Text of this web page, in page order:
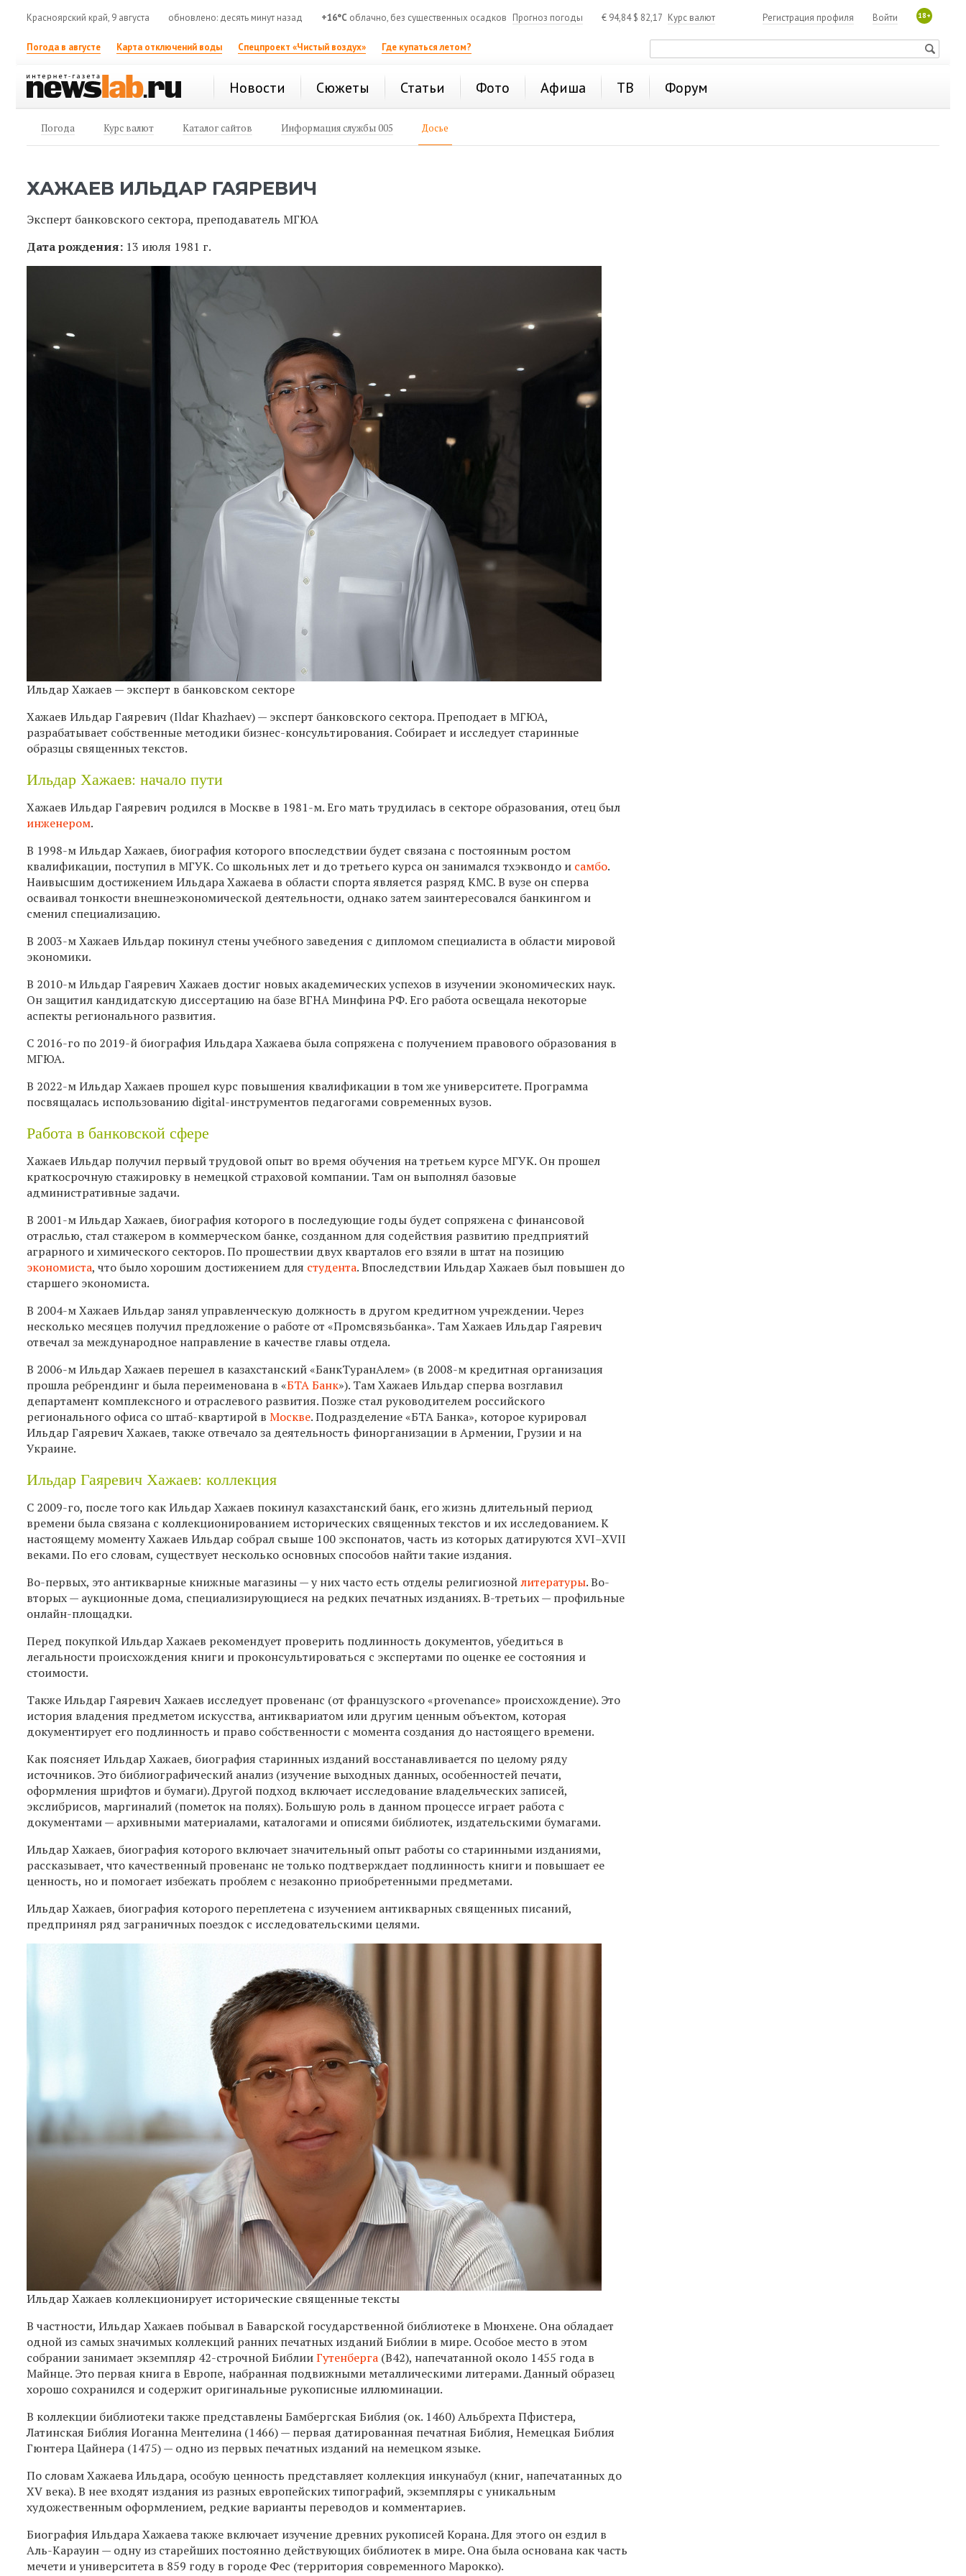
Красноярский край, 9 августа обновлено: десять минут назад +16°C облачно, без существенных осадков Прогноз погоды € 94,84$ 82,17 Курс валют 18+
Войти
Регистрация профиля
Погода в августе Карта отключений воды Спецпроект «Чистый воздух» Где купаться летом?
Новости Сюжеты Статьи Фото Афиша ТВ Форум
Погода Курс валют Каталог сайтов Информация службы 005 Досье
ХАЖАЕВ ИЛЬДАР ГАЯРЕВИЧ
Эксперт банковского сектора, преподаватель МГЮА
Дата рождения: 13 июля 1981 г.
Ильдар Хажаев — эксперт в банковском секторе
Хажаев Ильдар Гаяревич (Ildar Khazhaev) — эксперт банковского сектора. Преподает в МГЮА,
разрабатывает собственные методики бизнес-консультирования. Собирает и исследует старинные
образцы священных текстов.
Ильдар Хажаев: начало пути
Хажаев Ильдар Гаяревич родился в Москве в 1981-м. Его мать трудилась в секторе образования, отец был
инженером.
В 1998-м Ильдар Хажаев, биография которого впоследствии будет связана с постоянным ростом
квалификации, поступил в МГУК. Со школьных лет и до третьего курса он занимался тхэквондо и самбо.
Наивысшим достижением Ильдара Хажаева в области спорта является разряд КМС. В вузе он сперва
осваивал тонкости внешнеэкономической деятельности, однако затем заинтересовался банкингом и
сменил специализацию.
В 2003-м Хажаев Ильдар покинул стены учебного заведения с дипломом специалиста в области мировой
экономики.
В 2010-м Ильдар Гаяревич Хажаев достиг новых академических успехов в изучении экономических наук.
Он защитил кандидатскую диссертацию на базе ВГНА Минфина РФ. Его работа освещала некоторые
аспекты регионального развития.
С 2016-го по 2019-й биография Ильдара Хажаева была сопряжена с получением правового образования в
МГЮА.
В 2022-м Ильдар Хажаев прошел курс повышения квалификации в том же университете. Программа
посвящалась использованию digital-инструментов педагогами современных вузов.
Работа в банковской сфере
Хажаев Ильдар получил первый трудовой опыт во время обучения на третьем курсе МГУК. Он прошел
краткосрочную стажировку в немецкой страховой компании. Там он выполнял базовые
административные задачи.
В 2001-м Ильдар Хажаев, биография которого в последующие годы будет сопряжена с финансовой
отраслью, стал стажером в коммерческом банке, созданном для содействия развитию предприятий
аграрного и химического секторов. По прошествии двух кварталов его взяли в штат на позицию
экономиста, что было хорошим достижением для студента. Впоследствии Ильдар Хажаев был повышен до
старшего экономиста.
В 2004-м Хажаев Ильдар занял управленческую должность в другом кредитном учреждении. Через
несколько месяцев получил предложение о работе от «Промсвязьбанка». Там Хажаев Ильдар Гаяревич
отвечал за международное направление в качестве главы отдела.
В 2006-м Ильдар Хажаев перешел в казахстанский «БанкТуранАлем» (в 2008-м кредитная организация
прошла ребрендинг и была переименована в «БТА Банк»). Там Хажаев Ильдар сперва возглавил
департамент комплексного и отраслевого развития. Позже стал руководителем российского
регионального офиса со штаб-квартирой в Москве. Подразделение «БТА Банка», которое курировал
Ильдар Гаяревич Хажаев, также отвечало за деятельность финорганизации в Армении, Грузии и на
Украине.
Ильдар Гаяревич Хажаев: коллекция
С 2009-го, после того как Ильдар Хажаев покинул казахстанский банк, его жизнь длительный период
времени была связана с коллекционированием исторических священных текстов и их исследованием. К
настоящему моменту Хажаев Ильдар собрал свыше 100 экспонатов, часть из которых датируются XVI–XVII
веками. По его словам, существует несколько основных способов найти такие издания.
Во-первых, это антикварные книжные магазины — у них часто есть отделы религиознойлитературы. Во-
вторых — аукционные дома, специализирующиеся на редких печатных изданиях. В-третьих — профильные
онлайн-площадки.
Перед покупкой Ильдар Хажаев рекомендует проверить подлинность документов, убедиться в
легальности происхождения книги и проконсультироваться с экспертами по оценке ее состояния и
стоимости.
Также Ильдар Гаяревич Хажаев исследует провенанс (от французского «provenance» происхождение). Это
история владения предметом искусства, антиквариатом или другим ценным объектом, которая
документирует его подлинность и право собственности с момента создания до настоящего времени.
Как поясняет Ильдар Хажаев, биография старинных изданий восстанавливается по целому ряду
источников. Это библиографический анализ (изучение выходных данных, особенностей печати,
оформления шрифтов и бумаги). Другой подход включает исследование владельческих записей,
экслибрисов, маргиналий (пометок на полях). Большую роль в данном процессе играет работа с
документами — архивными материалами, каталогами и описями библиотек, издательскими бумагами.
Ильдар Хажаев, биография которого включает значительный опыт работы со старинными изданиями,
рассказывает, что качественный провенанс не только подтверждает подлинность книги и повышает ее
ценность, но и помогает избежать проблем с незаконно приобретенными предметами.
Ильдар Хажаев, биография которого переплетена с изучением антикварных священных писаний,
предпринял ряд заграничных поездок с исследовательскими целями.
Ильдар Хажаев коллекционирует исторические священные тексты
В частности, Ильдар Хажаев побывал в Баварской государственной библиотеке в Мюнхене. Она обладает
одной из самых значимых коллекций ранних печатных изданий Библии в мире. Особое место в этом
собрании занимает экземпляр 42-строчной БиблииГутенберга (B42), напечатанной около 1455 года в
Майнце. Это первая книга в Европе, набранная подвижными металлическими литерами. Данный образец
хорошо сохранился и содержит оригинальные рукописные иллюминации.
В коллекции библиотеки также представлены Бамбергская Библия (ок. 1460) Альбрехта Пфистера,
Латинская Библия Иоганна Ментелина (1466) — первая датированная печатная Библия, Немецкая Библия
Гюнтера Цайнера (1475) — одно из первых печатных изданий на немецком языке.
По словам Хажаева Ильдара, особую ценность представляет коллекция инкунабул (книг, напечатанных до
XV века). В нее входят издания из разных европейских типографий, экземпляры с уникальным
художественным оформлением, редкие варианты переводов и комментариев.
Биография Ильдара Хажаева также включает изучение древних рукописей Корана. Для этого он ездил в
Аль-Карауин — одну из старейших постоянно действующих библиотек в мире. Она была основана как часть
мечети и университета в 859 году в городе Фес (территория современного Марокко).